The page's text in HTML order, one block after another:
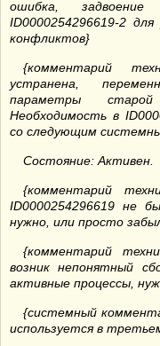
ошибка, задвоение
ID0000254296619-2
конфликтов}
{комментарий
устранена,
параметры старой
Необходимость в
со следующим
Состояние: Активен.
{комментарий
ID0000254296619 не
нужно, или просто
{комментарий
возник непонятный
активные процессы,
{системный
используется в